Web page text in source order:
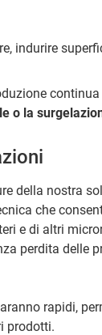
indurire
o la
della nostra
che
e di altri
perdita delle
rapidi,
prodotti.